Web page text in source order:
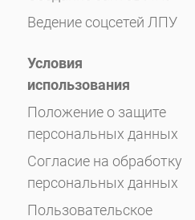
Ведение соцсетей ЛПУ
Условия
использования
Положение о защите
персональных данных
Согласие на обработку
персональных данных
Пользовательское